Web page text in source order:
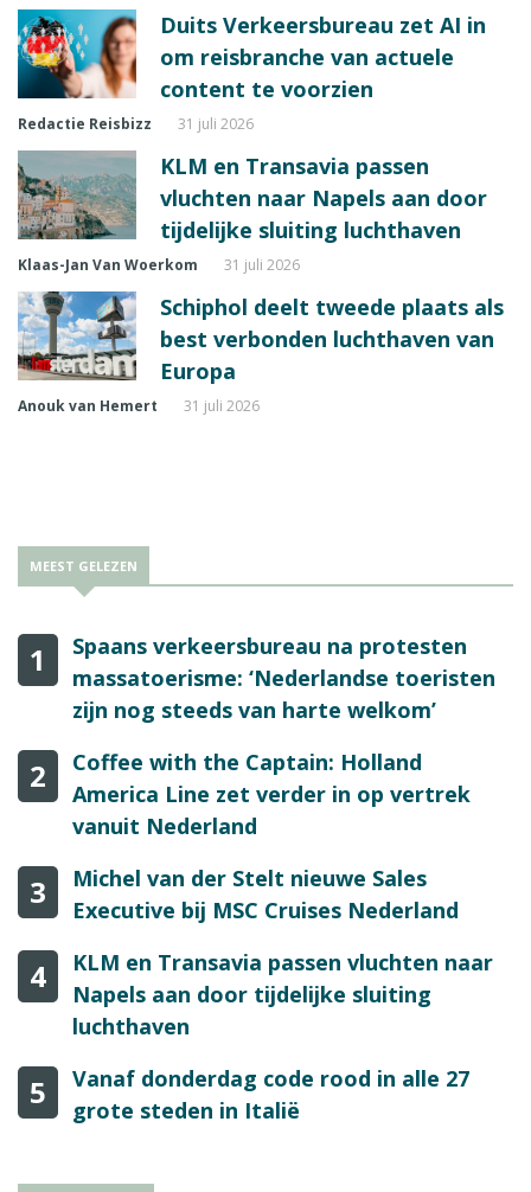
Duits Verkeersbureau zet AI in
om reisbranche van actuele
content te voorzien
Redactie Reisbizz 31 juli 2026
KLM en Transavia passen
vluchten naar Napels aan door
tijdelijke sluiting luchthaven
Klaas-Jan Van Woerkom 31 juli 2026
Schiphol deelt tweede plaats als
best verbonden luchthaven van
Europa
Anouk van Hemert 31 juli 2026
MEEST GELEZEN
1
Spaans verkeersbureau na protesten
massatoerisme: ‘Nederlandse toeristen
zijn nog steeds van harte welkom’
2
Coffee with the Captain: Holland
America Line zet verder in op vertrek
vanuit Nederland
3
Michel van der Stelt nieuwe Sales
Executive bij MSC Cruises Nederland
4
KLM en Transavia passen vluchten naar
Napels aan door tijdelijke sluiting
luchthaven
5
Vanaf donderdag code rood in alle 27
grote steden in Italië